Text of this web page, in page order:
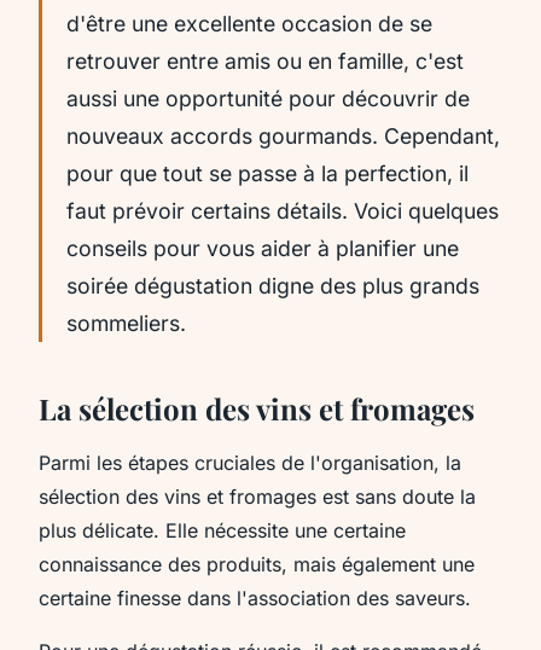
d'être une excellente occasion de se
retrouver entre amis ou en famille, c'est
aussi une opportunité pour découvrir de
nouveaux accords gourmands. Cependant,
pour que tout se passe à la perfection, il
faut prévoir certains détails. Voici quelques
conseils pour vous aider à planifier une
soirée dégustation digne des plus grands
sommeliers.
La sélection des vins et fromages
Parmi les étapes cruciales de l'organisation, la
sélection des vins et fromages est sans doute la
plus délicate. Elle nécessite une certaine
connaissance des produits, mais également une
certaine finesse dans l'association des saveurs.